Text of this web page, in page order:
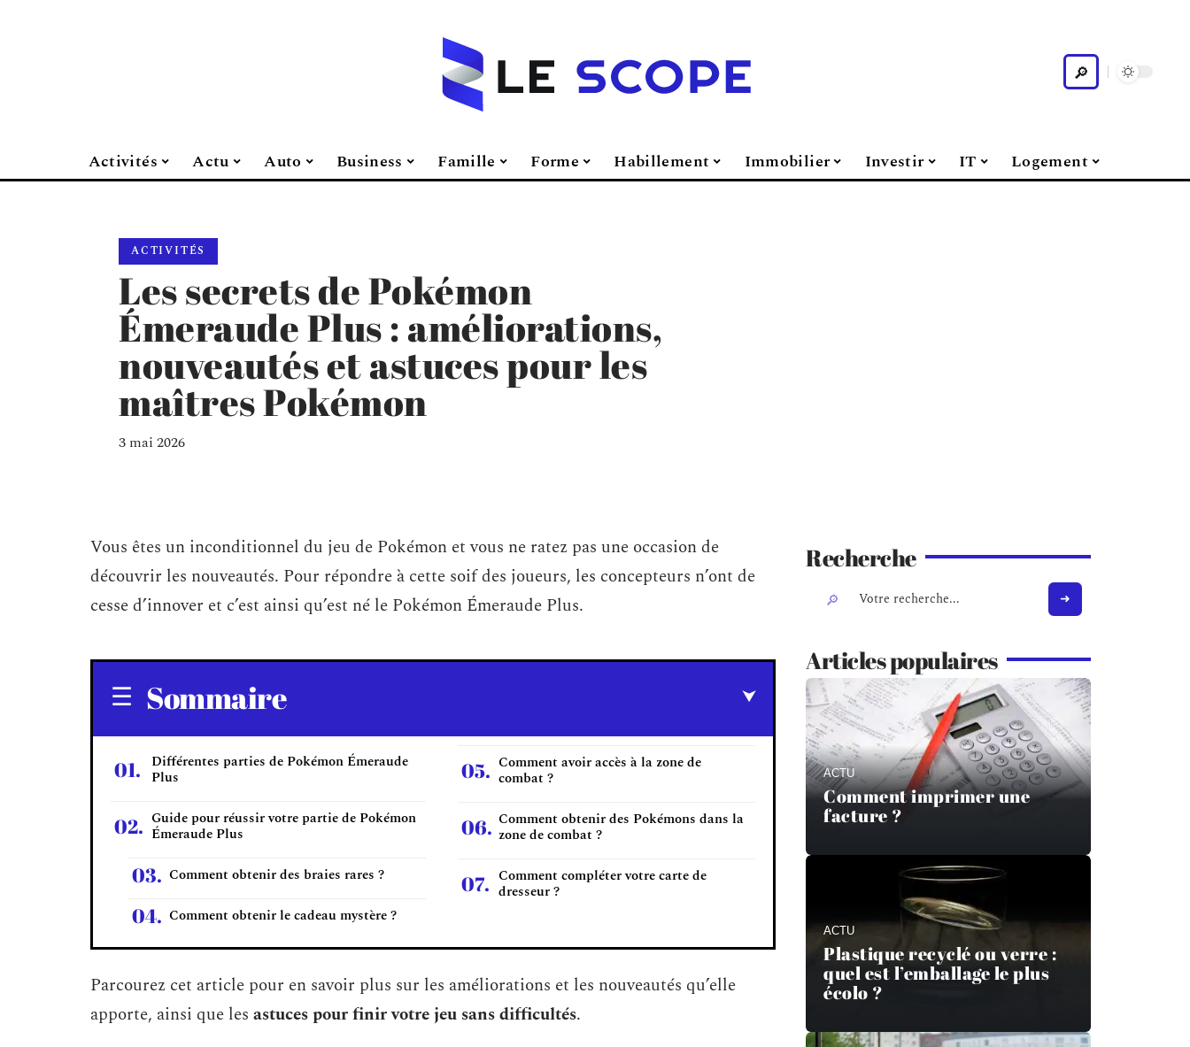
Activités Actu Auto Business Famille Forme Habillement Immobilier Investir IT Logement
ACTIVITÉS
Les secrets de Pokémon
Émeraude Plus : améliorations,
nouveautés et astuces pour les
maîtres Pokémon
3 mai 2026
Vous êtes un inconditionnel du jeu de Pokémon et vous ne ratez pas une occasion de
découvrir les nouveautés. Pour répondre à cette soif des joueurs, les concepteurs n’ont de
cesse d’innover et c’est ainsi qu’est né le Pokémon Émeraude Plus.
Sommaire
Différentes parties de Pokémon Émeraude
Plus
Guide pour réussir votre partie de Pokémon
Émeraude Plus
Comment obtenir des braies rares ?
Comment obtenir le cadeau mystère ?
Comment avoir accès à la zone de
combat ?
Comment obtenir des Pokémons dans la
zone de combat ?
Comment compléter votre carte de
dresseur ?
Parcourez cet article pour en savoir plus sur les améliorations et les nouveautés qu’elle
apporte, ainsi que les astuces pour finir votre jeu sans difficultés.
Recherche
Articles populaires
ACTU
Comment imprimer une
facture ?
ACTU
Plastique recyclé ou verre :
quel est l’emballage le plus
écolo ?